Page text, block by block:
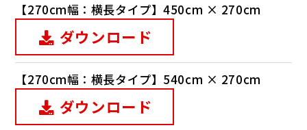
【270cm幅：横長タイプ】450cm × 270cm
ダウンロード
【270cm幅：横長タイプ】540cm × 270cm
ダウンロード